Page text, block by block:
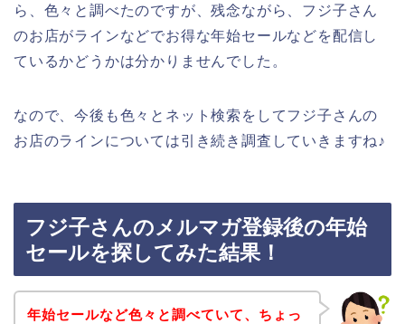
ら、色々と調べたのですが、残念ながら、フジ子さん
のお店がラインなどでお得な年始セールなどを配信し
ているかどうかは分かりませんでした。
なので、今後も色々とネット検索をしてフジ子さんの
お店のラインについては引き続き調査していきますね♪
フジ子さんのメルマガ登録後の年始
セールを探してみた結果！
年始セールなど色々と調べていて、ちょっ